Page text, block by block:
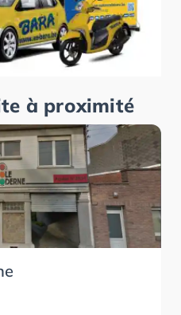
à proximité